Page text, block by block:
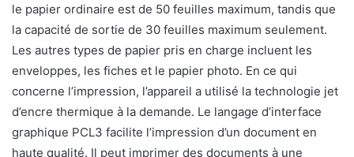
le papier ordinaire est de 50 feuilles maximum, tandis que
la capacité de sortie de 30 feuilles maximum seulement.
Les autres types de papier pris en charge incluent les
enveloppes, les fiches et le papier photo. En ce qui
concerne l’impression, l’appareil a utilisé la technologie jet
d’encre thermique à la demande. Le langage d’interface
graphique PCL3 facilite l’impression d’un document en
haute qualité. Il peut imprimer des documents à une